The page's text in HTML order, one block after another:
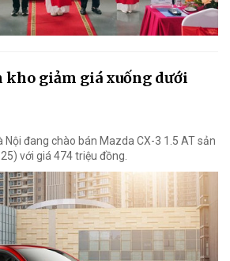
kho giảm giá xuống dưới
Nội đang chào bán Mazda CX-3 1.5 AT sản
với giá 474 triệu đồng.